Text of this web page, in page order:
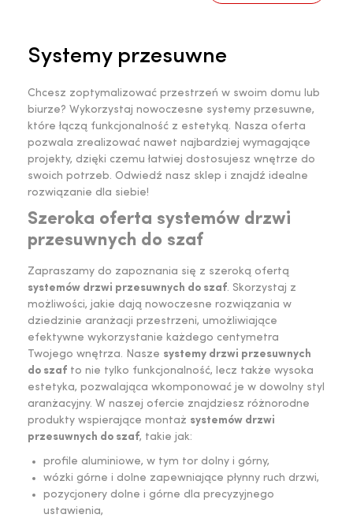
Systemy przesuwne
Chcesz zoptymalizować przestrzeń w swoim domu lub
biurze? Wykorzystaj nowoczesne systemy przesuwne,
które łączą funkcjonalność z estetyką. Nasza oferta
pozwala zrealizować nawet najbardziej wymagające
projekty, dzięki czemu łatwiej dostosujesz wnętrze do
swoich potrzeb. Odwiedź nasz sklep i znajdź idealne
rozwiązanie dla siebie!
Szeroka oferta systemów drzwi
przesuwnych do szaf
Zapraszamy do zapoznania się z szeroką ofertą
systemów drzwi przesuwnych do szaf. Skorzystaj z
możliwości, jakie dają nowoczesne rozwiązania w
dziedzinie aranżacji przestrzeni, umożliwiające
efektywne wykorzystanie każdego centymetra
Twojego wnętrza. Nasze systemy drzwi przesuwnych
do szaf to nie tylko funkcjonalność, lecz także wysoka
estetyka, pozwalająca wkomponować je w dowolny styl
aranżacyjny. W naszej ofercie znajdziesz różnorodne
produkty wspierające montaż systemów drzwi
przesuwnych do szaf, takie jak:
profile aluminiowe, w tym tor dolny i górny,
wózki górne i dolne zapewniające płynny ruch drzwi,
pozycjonery dolne i górne dla precyzyjnego
ustawienia,